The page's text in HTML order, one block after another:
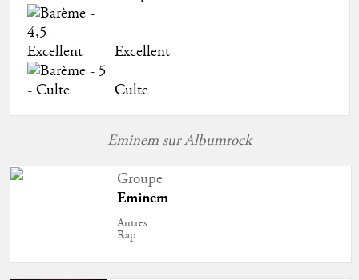
Excellent
Culte
Eminem sur Albumrock
Groupe
Eminem
Autres
Rap